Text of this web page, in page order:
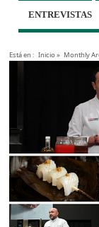
ENTREVISTAS
Está en : Inicio» Monthly